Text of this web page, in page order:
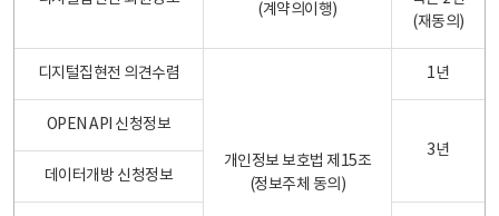
(계약의이행)
(재동의)
디지털집현전 의견수렴
개인정보 보호법 제15조
(정보주체 동의)
1년
OPEN API 신청정보
3년
데이터개방 신청정보